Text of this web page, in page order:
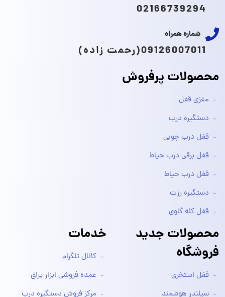
02166739294
شماره همراه
09126007011(رحمت زاده)
محصولات پرفروش
مغزی قفل
دستگیره درب
قفل درب چوبی
قفل برقی درب حیاط
قفل درب حیاط
دستگیره رزت
قفل کله گاوی
محصولات جدید
فروشگاه
قفل استخری
سیلندر هوشمند
خدمات
کانال تلگرام
عمده فروشی ابزار یراق
مرکز فروش دستگیره درب